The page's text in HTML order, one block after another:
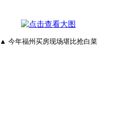
▲ 今年福州买房现场堪比抢白菜